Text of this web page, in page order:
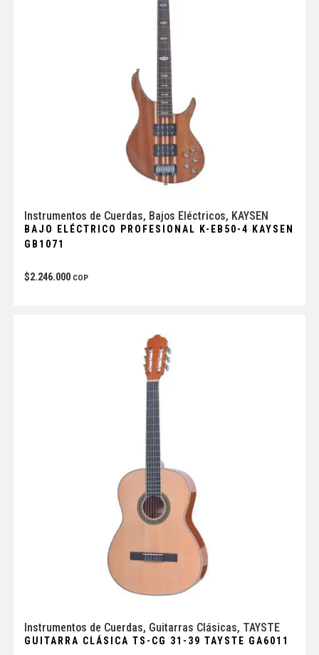
Instrumentos de Cuerdas, Bajos Eléctricos, KAYSEN
BAJO ELÉCTRICO PROFESIONAL K-EB50-4 KAYSEN
GB1071
$2.246.000 COP
Instrumentos de Cuerdas, Guitarras Clásicas, TAYSTE
GUITARRA CLÁSICA TS-CG 31-39 TAYSTE GA6011